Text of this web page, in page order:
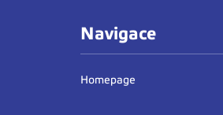
Navigace
Homepage